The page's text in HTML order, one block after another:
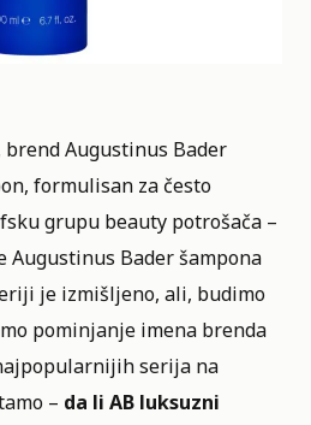
Augustinus Bader
formulisan za često
grupu beauty potrošača –
Augustinus Bader šampona
je izmišljeno, ali, budimo
pominjanje imena brenda
serija na
– da li AB luksuzni